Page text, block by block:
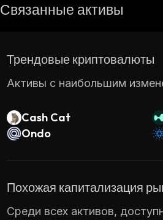
securely on the blockchain.
Связанные активы
Трендовые криптовалюты
Активы с наибольшим
Cash Cat
Ondo
Похожая капитализация
Среди всех активов,